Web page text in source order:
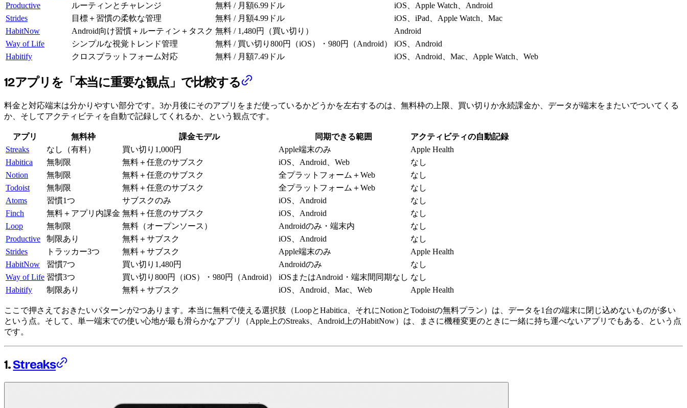
Productive
ルーティンとチャレンジ 無料 / 月額6.99ドル
iOS、Apple Watch、Android
Strides
目標＋習慣の柔軟な管理 無料 / 月額4.99ドル
iOS、iPad、Apple Watch、Mac
HabitNow
Android向け習慣＋ルーティン＋タスク 無料 / 1,480円（買い切り）
Android
Way of Life
シンプルな視覚トレンド管理 無料 / 買い切り800円（iOS）・980円（Android）
iOS、Android
Habitify
クロスプラットフォーム対応 無料 / 月額7.49ドル iOS、Android、Mac、Apple Watch、Web
12アプリを「本当に重要な観点」で比較する
料金と対応端末は分かりやすい部分です。3か月後にそのアプリをまだ使っているかどうかを左右するのは、無料枠の上限、買い切りか永続課金か、データが端末をまたいでついてくる
か、そしてアクティビティを自動で記録してくれるか、という観点です。
アプリ 無料枠 課金モデル 同期できる範囲
アクティビティの自動記録
Streaks
なし（有料） 買い切り1,000円 Apple端末のみ
Apple Health
Habitica
無制限 無料＋任意のサブスク iOS、Android、Web
なし
Notion
無制限 無料＋任意のサブスク 全プラットフォーム＋Web
なし
Todoist
無制限 無料＋任意のサブスク 全プラットフォーム＋Web
なし
Atoms
習慣1つ サブスクのみ iOS、Android
なし
Finch
無料＋アプリ内課金 無料＋任意のサブスク iOS、Android
なし
Loop
無制限 無料（オープンソース） Androidのみ・端末内
なし
Productive
制限あり 無料＋サブスク iOS、Android
なし
Strides
トラッカー3つ 無料＋サブスク Apple端末のみ
Apple Health
HabitNow
習慣7つ 買い切り1,480円 Androidのみ
なし
Way of Life 習慣3つ 買い切り800円（iOS）・980円（Android） iOSまたはAndroid・端末間同期なし なし
Habitify
制限あり 無料＋サブスク iOS、Android、Mac、Web Apple Health
ここで押さえておきたいパターンが2つあります。本当に無料で使える選択肢（LoopとHabitica、それにNotionとTodoistの無料プラン）は、データを1台の端末に閉じ込めないものが多い
という点。そして、単一端末での使い心地が最も滑らかなアプリ（Apple上のStreaks、Android上のHabitNow）は、まさに機種変更のときに一緒に持ち運べないアプリでもある、という点
です。
1.Streaks